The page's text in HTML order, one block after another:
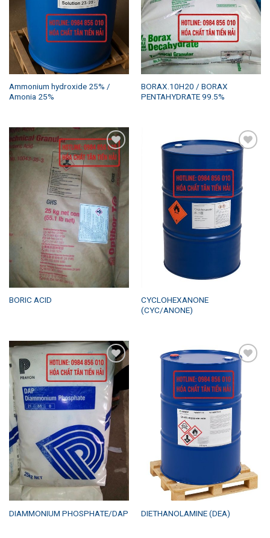
Ammonium hydroxide 25% /
Amonia 25%
BORAX.10H20 / BORAX
PENTAHYDRATE 99.5%
Add to
wishlist
BORIC ACID
Add to
wishlist
CYCLOHEXANONE
(CYC/ANONE)
Add to
wishlist
DIAMMONIUM PHOSPHATE/DAP
Add to
wishlist
DIETHANOLAMINE (DEA)